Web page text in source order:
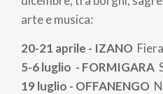
arte e musica:
20-21 aprile - IZANO
5-6 luglio - FORMIGARA
19 luglio - OFFANENGO